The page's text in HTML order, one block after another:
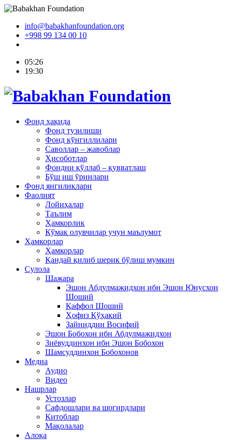
info@babakhanfoundation.org
+998 99 134 00 10
05:26
19:30
Фонд ҳақида
Фонд тузилиши
Фонд кўнгиллилари
Саволлар – жавоблар
Ҳисоботлар
Фондни қўллаб – қувватлаш
Бўш иш ўринлари
Фонд янгиликлари
Фаолият
Лойиҳалар
Таълим
Ҳамкорлик
Кўмак олувчилар учун маълумот
Ҳамкорлар
Ҳамкорлар
Қандай қилиб шерик бўлиш мумкин
Сулола
Шажара
Эшон Абдулмажидхон ибн Эшон Юнусхон
Шоший
Қаффол Шоший
Ҳофиз Кўҳакий
Зайниддин Восифий
Эшон Бобохон ибн Абдулмажидхон
Зиёвуддинхон ибн Эшон Бобохон
Шамсуддинхон Бобохонов
Медиа
Аудио
Видео
Нашрлар
Устозлар
Сафдошлари ва шогирдлари
Китоблар
Мақолалар
Алоқа